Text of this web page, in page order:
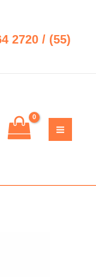
2720 / (55)